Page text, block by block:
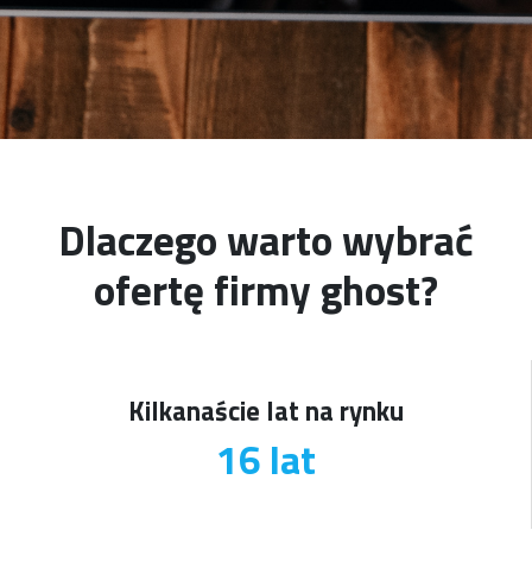
Dlaczego warto wybrać
ofertę firmy ghost?
Kilkanaście lat na rynku
19lat